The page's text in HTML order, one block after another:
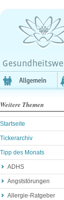
Weitere Themen
Startseite
Tickerarchiv
Tipp des Monats
ADHS
Angststörungen
Allergie-Ratgeber